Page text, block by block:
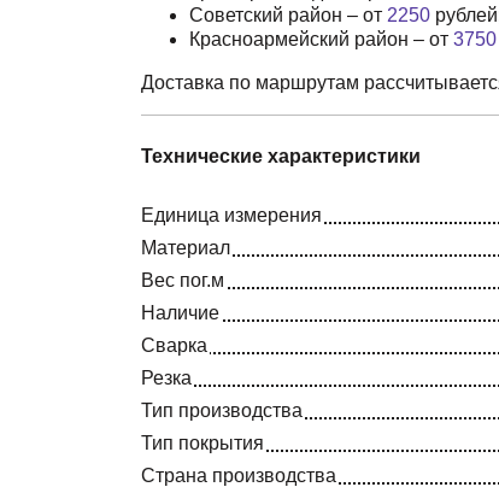
Советский район – от 2250
Красноармейский район – от 3750
Доставка по маршрутам
Технические характеристики
Единица измерения
Материал
Вес пог.м
Наличие
Сварка
Резка
Тип производства
Тип покрытия
Страна производства